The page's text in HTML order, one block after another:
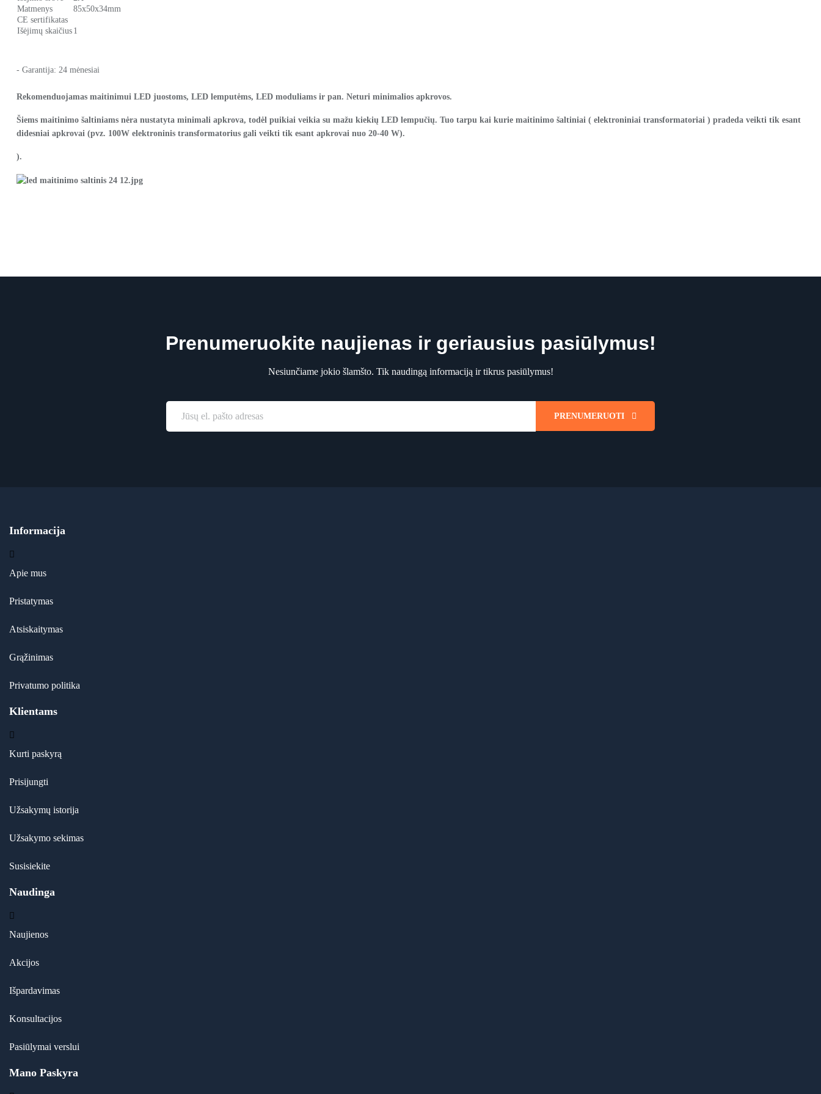
Matmenys
85x50x34mm
CE sertifikatas
Išėjimų skaičius 1
- Garantija: 24 mėnesiai
Rekomenduojamas maitinimui LED juostoms, LED lemputėms, LED moduliams ir pan. Neturi minimalios apkrovos.
Šiems maitinimo šaltiniams nėra nustatyta minimali apkrova, todėl puikiai veikia su mažu kiekių LED lempučių. Tuo tarpu kai kurie maitinimo šaltiniai ( elektroniniai transformatoriai ) pradeda veikti tik esant
didesniai apkrovai (pvz. 100W elektroninis transformatorius gali veikti tik esant apkrovai nuo 20-40 W).
).
Prenumeruokite naujienas ir geriausius pasiūlymus!
Nesiunčiame jokio šlamšto. Tik naudingą informaciją ir tikrus pasiūlymus!
PRENUMERUOTI
Informacija
Apie mus
Pristatymas
Atsiskaitymas
Grąžinimas
Privatumo politika
Klientams
Kurti paskyrą
Prisijungti
Užsakymų istorija
Užsakymo sekimas
Susisiekite
Naudinga
Naujienos
Akcijos
Išpardavimas
Konsultacijos
Pasiūlymai verslui
Mano Paskyra